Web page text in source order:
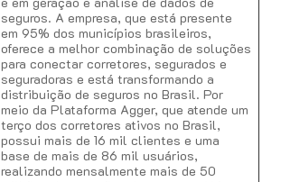
seguros. A empresa, que está presente
em 95% dos municípios brasileiros,
oferece a melhor combinação de soluções
para conectar corretores, segurados e
seguradoras e está transformando a
distribuição de seguros no Brasil. Por
meio da Plataforma Agger, que atende um
terço dos corretores ativos no Brasil,
possui mais de 16 mil clientes e uma
base de mais de 86 mil usuários,
realizando mensalmente mais de 50